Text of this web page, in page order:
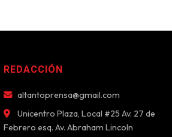
REDACCIÓN
altantoprensa@gmail.com
Unicentro Plaza, Local #25 Av. 27 de
Febrero esq. Av. Abraham Lincoln